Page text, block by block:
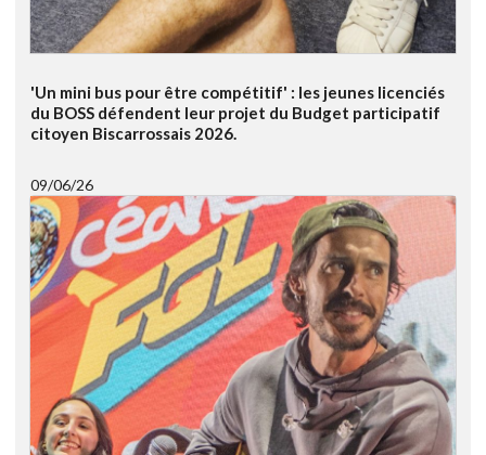
'Un mini bus pour être compétitif' : les jeunes licenciés
du BOSS défendent leur projet du Budget participatif
citoyen Biscarrossais 2026.
09/06/26